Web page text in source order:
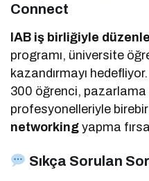
Connect
IAB iş birliğiyle
programı, üniversite
kazandırmayı hedefliyor.
300 öğrenci, pazarlama
profesyonelleriyle
networking yapma
Sıkça Sorulan